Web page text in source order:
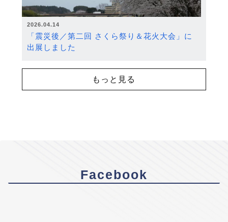
2026.04.14
「震災後／第二回 さくら祭り＆花火大会」に
出展しました
もっと見る
Facebook